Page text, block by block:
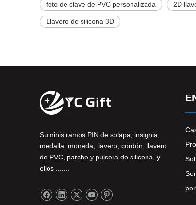
foto de clave de PVC personalizada 2D
Llavero de silicona 3D
Suministramos PIN de solapa, insignia,
medalla, moneda, llavero, cordón, llavero
de PVC, parche y pulsera de silicona, y
ellos .......